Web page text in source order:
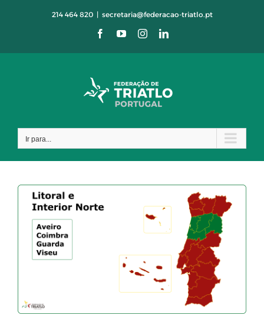
214 464 820 | secretaria@federacao-triatlo.pt
FacebookYouTubeInstagramLinkedIn
Ir para...